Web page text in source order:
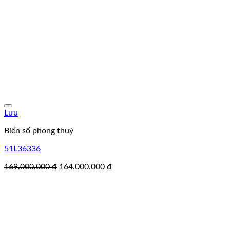
Lưu
Biển số phong thuỷ
51L36336
169.000.000₫ Giá
164.000.000 ₫